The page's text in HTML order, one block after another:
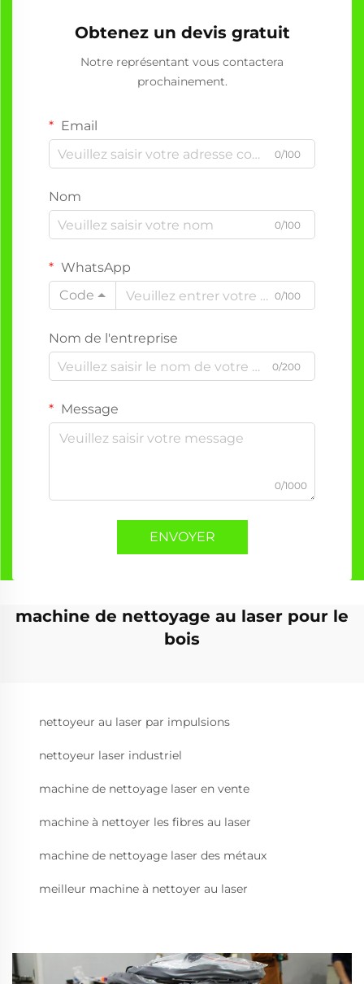
Obtenez un devis gratuit
Notre représentant vous contactera
prochainement.
Email
0/100
Nom
0/100
WhatsApp
Code
0/100
Nom de l'entreprise
0/200
Message
0/1000
ENVOYER
machine de nettoyage au laser pour le
bois
nettoyeur au laser par impulsions
nettoyeur laser industriel
machine de nettoyage laser en vente
machine à nettoyer les fibres au laser
machine de nettoyage laser des métaux
meilleur machine à nettoyer au laser